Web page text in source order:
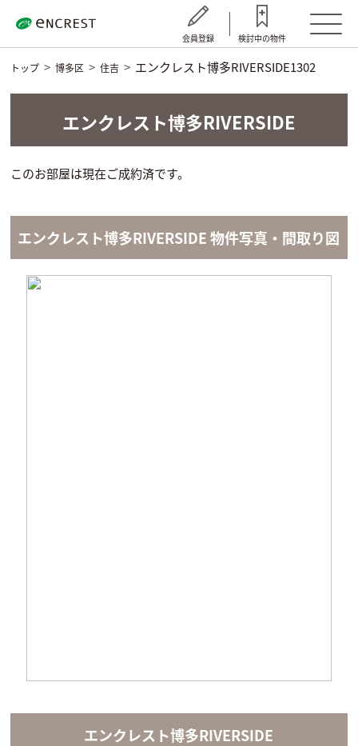
会員登録 検討中の物件
トップ 博多区 住吉 エンクレスト博多RIVERSIDE1302
エンクレスト博多RIVERSIDE
このお部屋は現在ご成約済です。
エンクレスト博多RIVERSIDE 物件写真・間取り図
エンクレスト博多RIVERSIDE